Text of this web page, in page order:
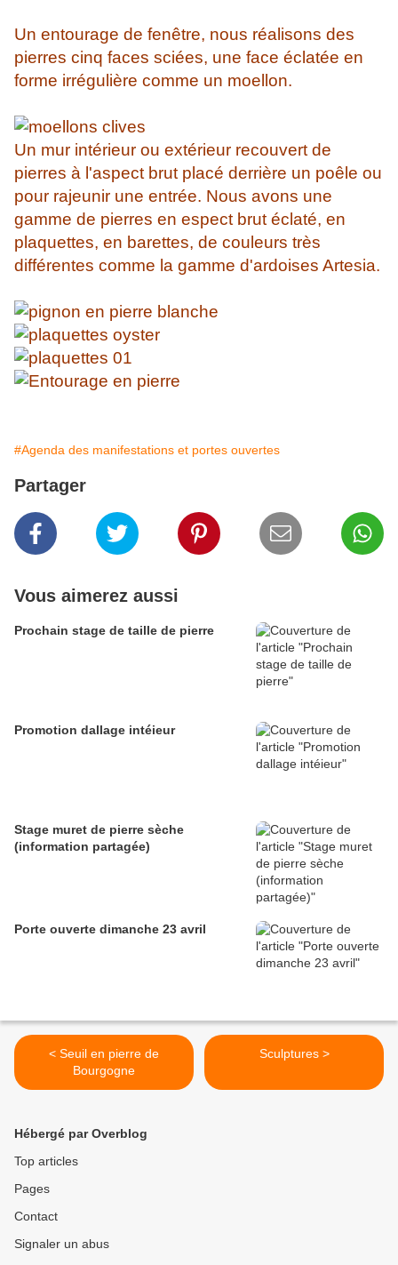
Un entourage de fenêtre, nous réalisons des
pierres cinq faces sciées, une face éclatée en
forme irrégulière comme un moellon.
Un mur intérieur ou extérieur recouvert de
pierres à l'aspect brut placé derrière un poêle ou
pour rajeunir une entrée. Nous avons une
gamme de pierres en espect brut éclaté, en
plaquettes, en barettes, de couleurs très
différentes comme la gamme d'ardoises Artesia.
#Agenda des manifestations et portes ouvertes
Partager
Vous aimerez aussi
Prochain stage de taille de pierre
Promotion dallage intéieur
Stage muret de pierre sèche
(information partagée)
Porte ouverte dimanche 23 avril
< Seuil en pierre de
Bourgogne
Sculptures >
Hébergé par Overblog
Top articles
Pages
Contact
Signaler un abus